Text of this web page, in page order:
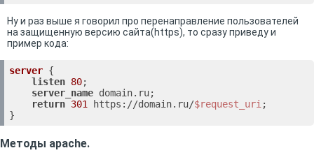
Ну и раз выше я говорил про перенаправление пользователей
на защищенную версию сайта(https), то сразу приведу и
пример кода:
server {
listen 80;
server_name domain.ru;
return 301 https://domain.ru/$request_uri ;
}
Методы apache.